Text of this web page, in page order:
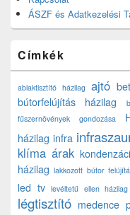
ÁSZF és Adatkezelési
Címkék
ablaktisztító házilag ajtó
bútorfelújítás házilag
fűszernövények gondozása
házilag infra
klíma árak
házilag lakkozott bútor
led tv levéltetű ellen házilag
légtisztító medence